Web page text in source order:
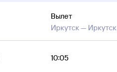
Вылет
Иркутск — Иркутск
10:05